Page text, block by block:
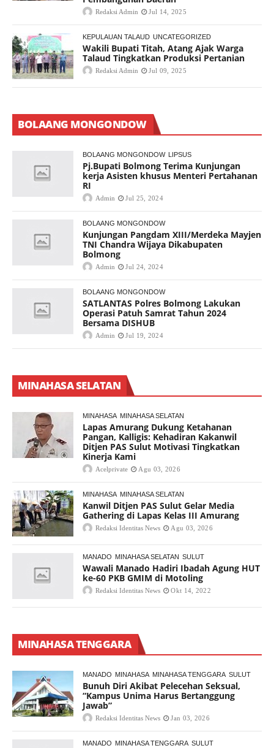
Redaksi Admin Jul 14, 2025
KEPULAUAN TALAUD UNCATEGORIZED
Wakili Bupati Titah, Atang Ajak Warga
Talaud Tingkatkan Produksi Pertanian
Redaksi Admin Jul 09, 2025
BOLAANG MONGONDOW
BOLAANG MONGONDOW LIPSUS
Pj.Bupati Bolmong Terima Kunjungan
kerja Asisten khusus Menteri Pertahanan
RI
Admin Jul 25, 2024
BOLAANG MONGONDOW
Kunjungan Pangdam XIII/Merdeka Mayjen
TNI Chandra Wijaya Dikabupaten
Bolmong
Admin Jul 24, 2024
BOLAANG MONGONDOW
SATLANTAS Polres Bolmong Lakukan
Operasi Patuh Samrat Tahun 2024
Bersama DISHUB
Admin Jul 19, 2024
MINAHASA SELATAN
MINAHASA MINAHASA SELATAN
Lapas Amurang Dukung Ketahanan
Pangan, Kalligis: Kehadiran Kakanwil
Ditjen PAS Sulut Motivasi Tingkatkan
Kinerja Kami
Acelprivate Agu 03, 2026
MINAHASA MINAHASA SELATAN
Kanwil Ditjen PAS Sulut Gelar Media
Gathering di Lapas Kelas III Amurang
Redaksi Identitas News Agu 03, 2026
MANADO MINAHASA SELATAN SULUT
Wawali Manado Hadiri Ibadah Agung HUT
ke-60 PKB GMIM di Motoling
Redaksi Identitas News Okt 14, 2022
MINAHASA TENGGARA
MANADO MINAHASA MINAHASA TENGGARA SULUT
Bunuh Diri Akibat Pelecehan Seksual,
“Kampus Unima Harus Bertanggung
Jawab”
Redaksi Identitas News Jan 03, 2026
MANADO MINAHASA TENGGARA SULUT